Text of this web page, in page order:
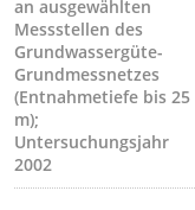
an ausgewählten
Messstellen des
Grundwassergüte-
Grundmessnetzes
(Entnahmetiefe bis 25
m);
Untersuchungsjahr
2002